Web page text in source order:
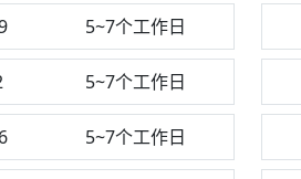
5~7个工作日
5~7个工作日
5~7个工作日